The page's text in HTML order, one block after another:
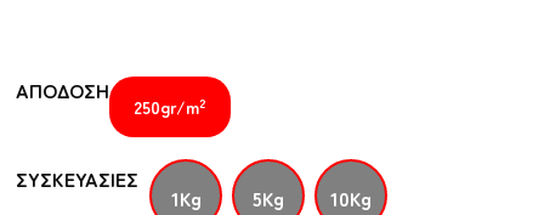
ΑΠΟΔΟΣΗ
250gr/m2
ΣΥΣΚΕΥΑΣΙΕΣ
1Kg 5Kg 10Kg